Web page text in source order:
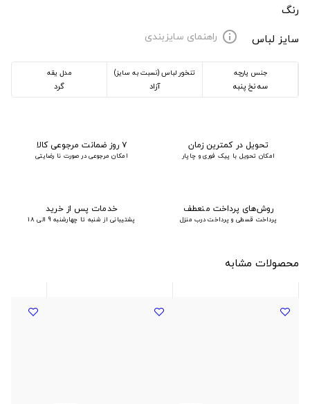
رنگ
سایز لباس
info راهنمای سایزبندی
جنس پارچه
سه نخ پنبه
تنخور لباس (نسبت به سایز)
آزاد
مدل یقه
گرد
تحویل در کمترین زمان
امکان تحویل با پیک فوری و چاپار
۷ روز ضمانت مرجوعی کالا
امکان مرجوعی در صورت نا رضایتی
روش‌های پرداخت منعطف
پرداخت قسطی و پرداخت درب منزل
خدمات پس از خرید
پشتیبانی از شنبه تا چهارشنبه 9 الی 18
محصولات مشابه